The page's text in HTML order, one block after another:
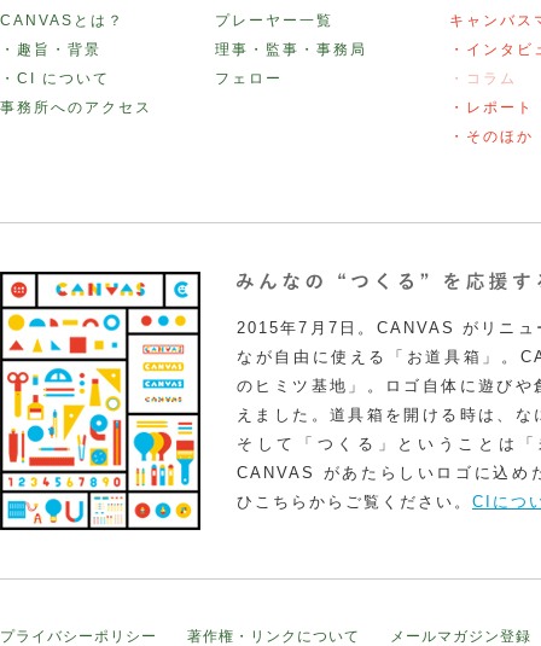
CANVASとは？
・趣旨・背景
・CI について
事務所へのアクセス
プレーヤー一覧
理事・監事・事務局
フェロー
キャンバス
・インタビ
・コラム
・レポート
・そのほか
2015年7月7日。CANVAS がリニュ
なが自由に使える「お道具箱」。
のヒミツ基地」。ロゴ自体に遊び
えました。道具箱を開ける時は、
そして「つくる」ということは
CANVAS があたらしいロゴに込め
ひこちらからご覧ください。 CIにつ
プライバシーポリシー 著作権・リンクについて メールマガジン登録